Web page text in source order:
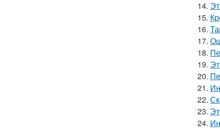
14.
15.
16.
17.
18.
19.
20.
21.
22.
23.
24.